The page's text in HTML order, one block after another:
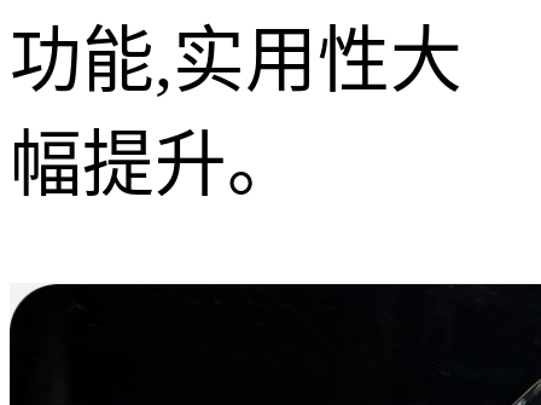
功能,实用性大
幅提升。